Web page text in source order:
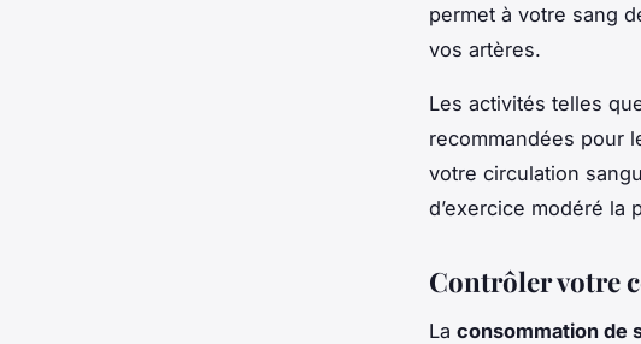
permet à votre sang
vos artères.
Les activités telles
recommandées pour
votre circulation
d’exercice modéré la
Contrôler votre
La consommation de